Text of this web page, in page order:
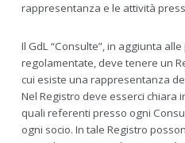
rappresentanza e le attività
Il GdL “Consulte”, in aggiunta
regolamentate, deve tenere un
cui esiste una rappresentanza
Nel Registro deve esserci chiara
quali referenti presso ogni
ogni socio. In tale Registro